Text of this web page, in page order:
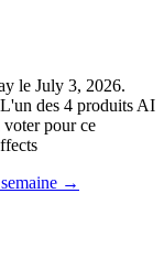
le July 3, 2026.
L'un des 4 produits AI
voter pour ce
→